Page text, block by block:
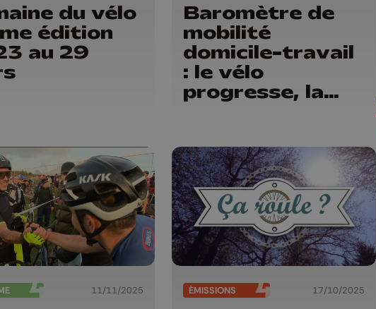
du vélo
édition
au 29
Baromètre de
mobilité
domicile-travail
: le vélo
progresse, la
11/11/2025 ÉMISSIONS 17/10/2025